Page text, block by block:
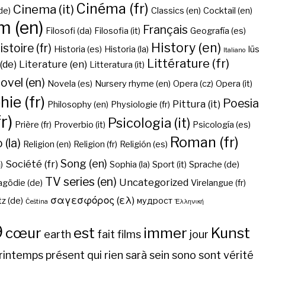
Cinema (it) Cinéma (fr) Classics (en) Cocktail (en)
(en) Filosofi (da) Filosofia (it) Français Geografía (es)
(fr) Historia (es) Historia (la) History (en) Italiano Iūs
Literature (en) Litteratura (it) Littérature (fr)
(en) Novela (es) Nursery rhyme (en) Opera (cz) Opera (it)
(fr) Philosophy (en) Physiologie (fr) Pittura (it) Poesia
Prière (fr) Proverbio (it) Psicologia (it) Psicología (es)
(la) Religion (en) Religion (fr) Religión (es) Roman (fr)
Société (fr) Song (en) Sophia (la) Sport (it) Sprache (de)
(de) TV series (en) Uncategorized Virelangue (fr)
(de) Čeština σαγεσφόρος (ελ) мудрост Ἑλληνική
cœur earth est fait films immer jour Kunst
présent qui rien sarà sein sono sont vérité